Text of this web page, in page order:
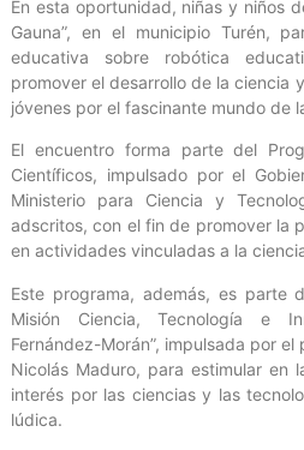
En esta oportunidad, niñas y niños
Gauna”, en el municipio Turén,
educativa sobre robótica
promover el desarrollo de la ciencia
jóvenes por el fascinante mundo de
El encuentro forma parte del
Científicos, impulsado por el
Ministerio para Ciencia y
adscritos, con el fin de promover la
en actividades vinculadas a la
Este programa, además, es parte
Misión Ciencia, Tecnología e
Fernández-Morán”, impulsada por
Nicolás Maduro, para estimular en
interés por las ciencias y las
lúdica.